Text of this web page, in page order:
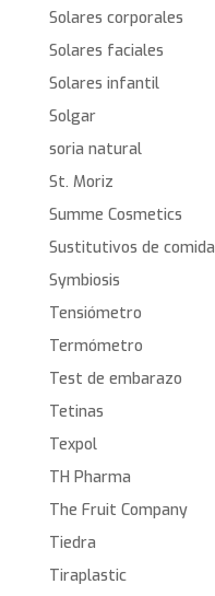
Solares corporales
Solares faciales
Solares infantil
Solgar
soria natural
St. Moriz
Summe Cosmetics
Sustitutivos de comida
Symbiosis
Tensiómetro
Termómetro
Test de embarazo
Tetinas
Texpol
TH Pharma
The Fruit Company
Tiedra
Tiraplastic